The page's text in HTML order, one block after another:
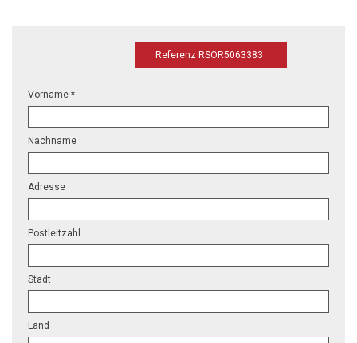
Referenz RSOR5063383
Vorname *
Nachname
Adresse
Postleitzahl
Stadt
Land